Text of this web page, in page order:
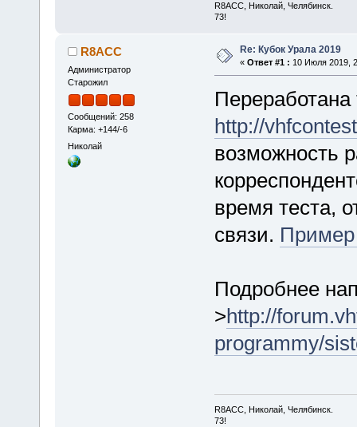
R8ACC, Николай, Челябинск.
73!
R8ACC
Администратор
Старожил
Сообщений: 258
Карма: +144/-6
Николай
Re: Кубок Урала 2019
« Ответ #1 : 10 Июля 2019,
Переработана
http://
возможность
время теста,
связи. Пример
Подробнее
>http://
programmy/
R8ACC, Николай, Челябинск.
73!